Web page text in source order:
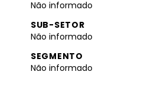
Não informado
SUB-SETOR
Não informado
SEGMENTO
Não informado